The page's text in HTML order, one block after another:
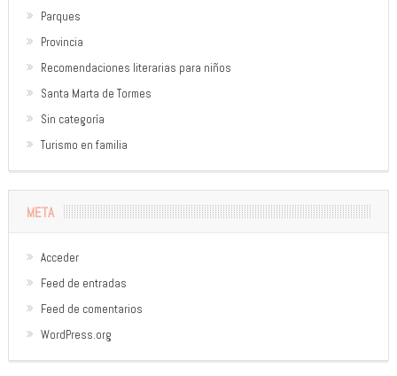
Parques
Provincia
Recomendaciones literarias para niños
Santa Marta de Tormes
Sin categoría
Turismo en familia
META
Acceder
Feed de entradas
Feed de comentarios
WordPress.org